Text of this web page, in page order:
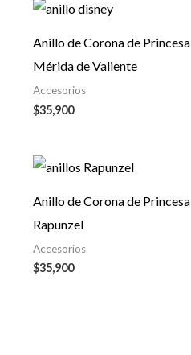
Anillo de Corona de Princesa
Mérida de Valiente
Accesorios
$35,900
Anillo de Corona de Princesa
Rapunzel
Accesorios
$35,900